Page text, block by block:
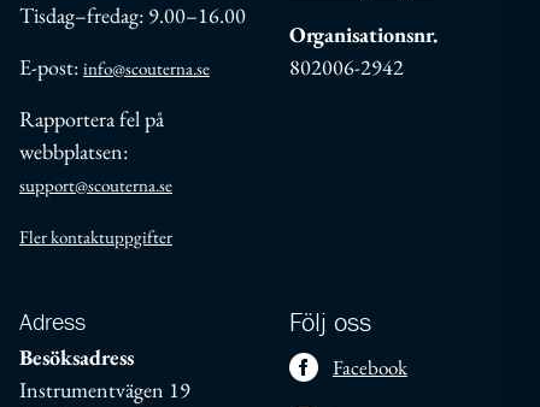
Tisdag–fredag: 9.00–16.00
E-post: info@scouterna.se
Rapportera fel på
webbplatsen:
support@scouterna.se
Fler kontaktuppgifter
Organisationsnr.
802006-2942
Adress
Besöksadress
Instrumentvägen 19
Följ oss
Facebook